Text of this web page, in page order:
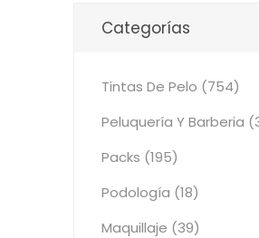
Categorías
Tintas De Pelo (754)
Peluquería Y Barberia
Packs (195)
Podología (18)
Maquillaje (39)